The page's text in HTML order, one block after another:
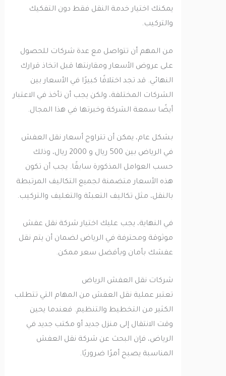
يمكنك اختيار خدمة النقل فقط دون التفكيك
والتركيب.
من المهم أن تتواصل مع عدة شركات للحصول
على عروض الأسعار ومقارنتها قبل اتخاذ قرارك
النهائي. قد تجد اختلافًا كبيرًا في الأسعار بين
الشركات المختلفة، ولكن يجب أن تأخذ في الاعتبار
أيضًا سمعة الشركة وخبرتها في هذا المجال.
بشكل عام، يمكن أن تتراوح أسعار نقل العفش
في الرياض بين 500 ريال و 2000 ريال، وذلك
حسب العوامل المذكورة سابقًا. يجب أن تكون
هذه الأسعار متضمنة لجميع التكاليف المرتبطة
بالنقل، مثل تكاليف التعبئة والتغليف والتركيب.
في النهاية، يجب عليك اختيار شركة نقل عفش
موثوقة ومحترفة في الرياض لضمان أن يتم نقل
عفشك بأمان وبأفضل سعر ممكن.
شركات نقل العفش الرياض
تعتبر عملية نقل العفش من المهام التي تتطلب
الكثير من التخطيط والتنظيم. فعندما يحين
وقت الانتقال إلى منزل جديد أو مكتب جديد في
الرياض، فإن البحث عن شركة نقل العفش
المناسبة يصبح أمرًا ضروريًا.